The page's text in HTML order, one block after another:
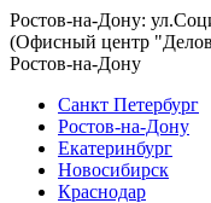
Ростов-на-Дону:
(Офисный центр
Ростов-на-Дону
Санкт Петербург
Ростов-на-Дону
Екатеринбург
Новосибирск
Краснодар